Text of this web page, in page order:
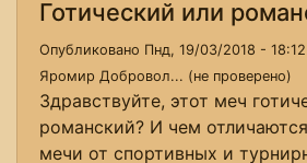
Готический или
Опубликовано Пнд, 19/03/2018 - 18:12
Яромир Добровол... (не проверено)
Здравствуйте, этот меч
романский? И чем
мечи от спортивных и